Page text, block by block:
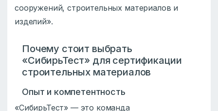
сооружений, строительных материалов и
изделий».
Почему стоит выбрать
«СибирьТест» для сертификации
строительных материалов
Опыт и компетентность
«СибирьТест» — это команда